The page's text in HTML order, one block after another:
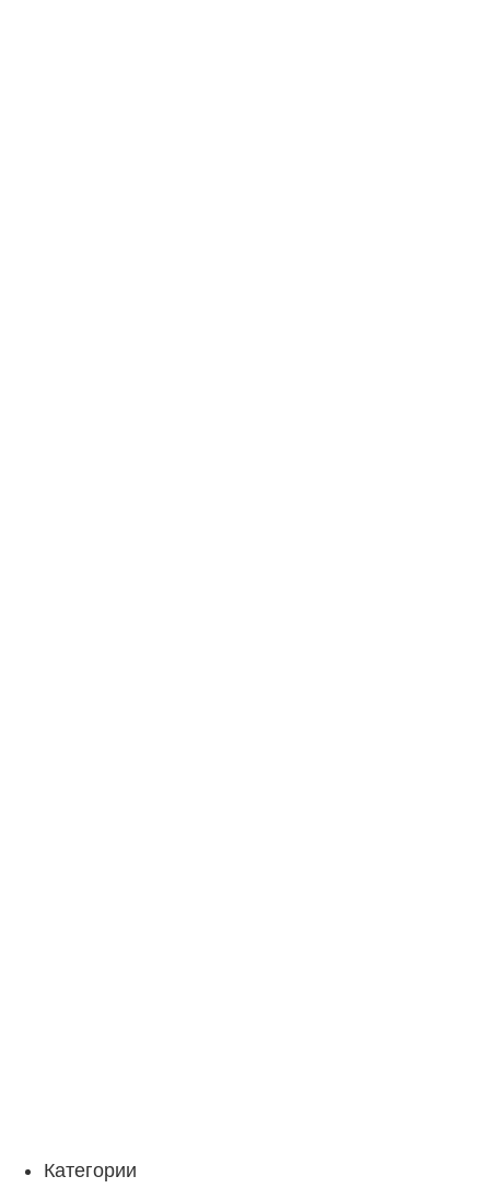
Категории